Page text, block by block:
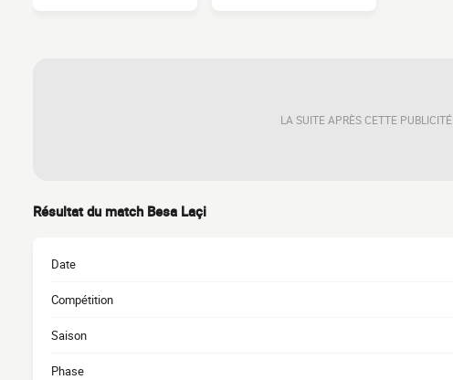
LA SUITE APRÈS CETTE PUBLICITÉ
Résultat du match Besa Laçi
Date
Compétition
Saison
Phase